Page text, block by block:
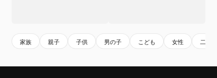
家族 親子 子供 男の子 こども 女性 二人